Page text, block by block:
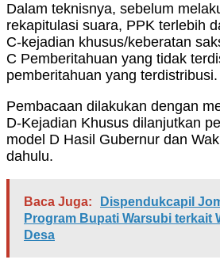
Dalam teknisnya, sebelum
rekapitulasi suara, PPK terlebih
C-kejadian khusus/keberatan
C Pemberitahuan yang tidak
pemberitahuan yang terdistribusi.
Pembacaan dilakukan dengan
D-Kejadian Khusus dilanjutkan
model D Hasil Gubernur dan
dahulu.
Baca Juga:
Dispendukcapil
Program Bupati Warsubi terkait
Desa